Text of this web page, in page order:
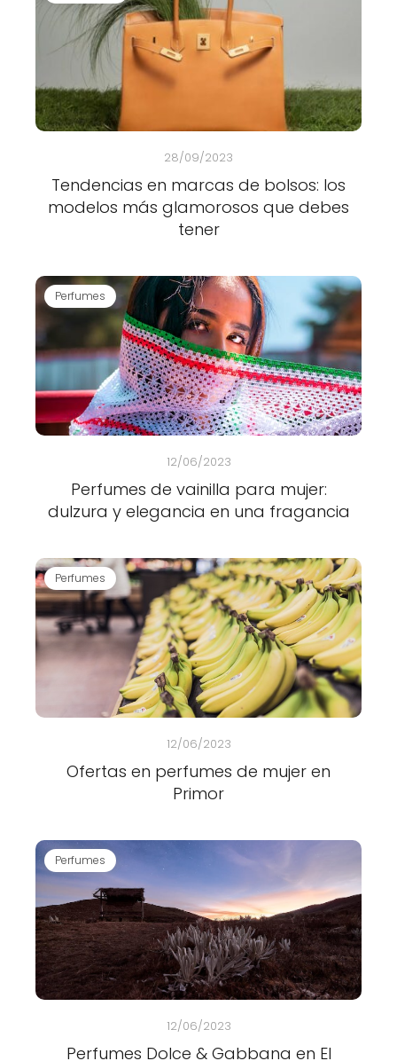
28/09/2023
Tendencias en marcas de bolsos: los
modelos más glamorosos que debes
tener
Perfumes
12/06/2023
Perfumes de vainilla para mujer:
dulzura y elegancia en una fragancia
Perfumes
12/06/2023
Ofertas en perfumes de mujer en
Primor
Perfumes
12/06/2023
Perfumes Dolce & Gabbana en El